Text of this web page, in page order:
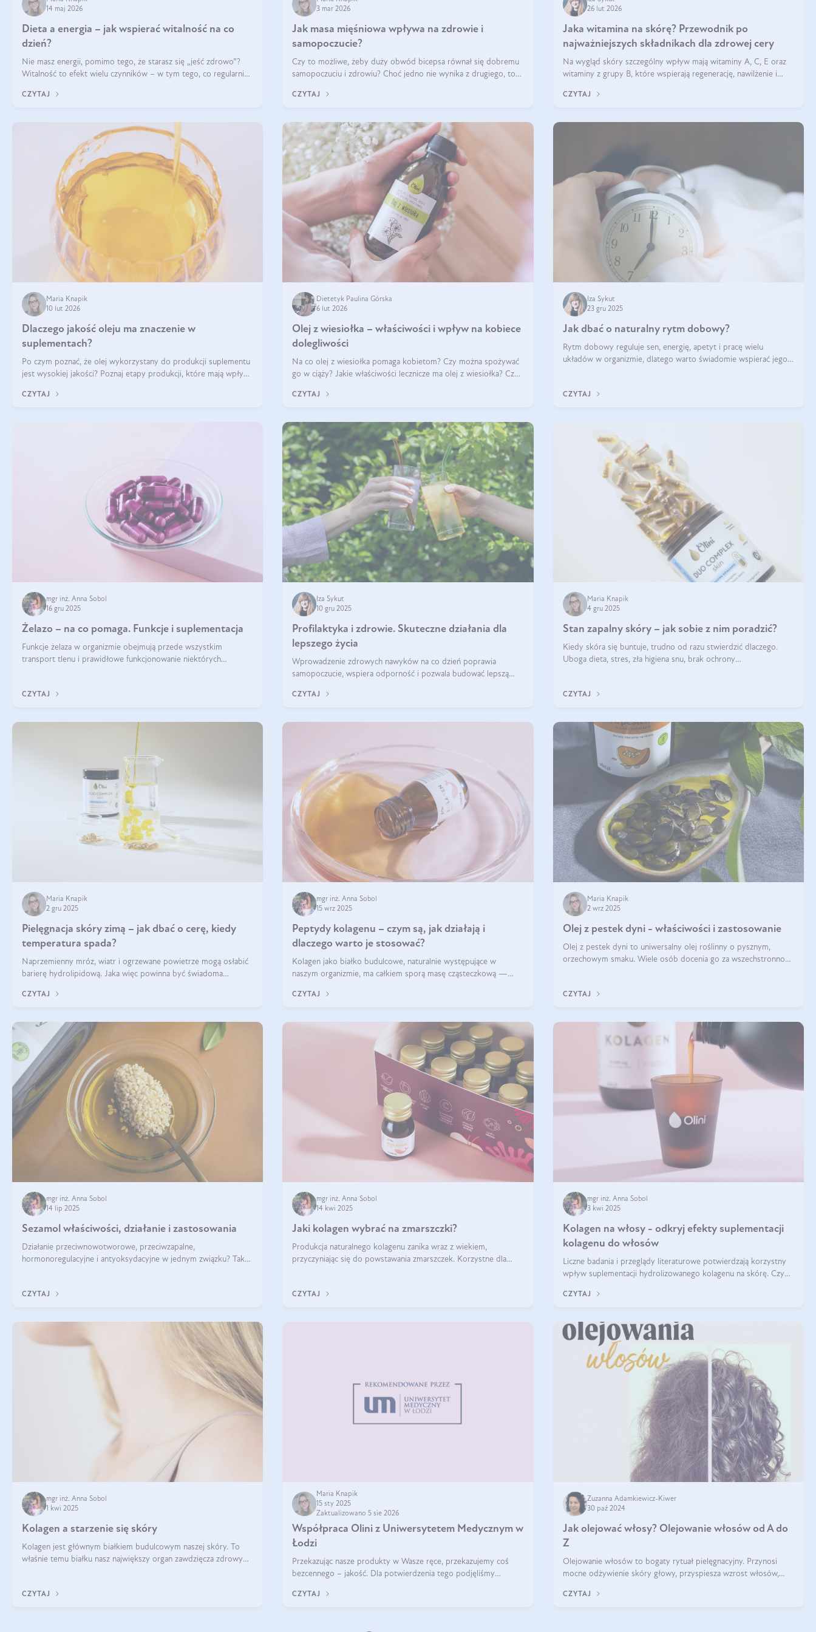
14 maj 2026
Dieta a energia – jak wspierać witalność na co
dzień?
Nie masz energii, pomimo tego, że starasz się „jeść zdrowo”?
Witalność to efekt wielu czynników – w tym tego, co regularnie
się w zależności od osoby
CZYTAJ
3 mar 2026
Jak masa mięśniowa wpływa na zdrowie i
samopoczucie?
Czy to możliwe, żeby duży obwód bicepsa równał się dobremu
samopoczuciu i zdrowiu? Choć jedno nie wynika z drugiego, to
poprawić jakość życia. W jaki sposób? W tym wpisie wszystko
CZYTAJ
26 lut 2026
Jaka witamina na skórę? Przewodnik po
najważniejszych składnikach dla zdrowej cery
Na wygląd skóry szczególny wpływ mają witaminy A, C, E oraz
witaminy z grupy B, które wspierają regenerację, nawilżenie i
CZYTAJ
Maria Knapik
10 lut 2026
Dlaczego jakość oleju ma znaczenie w
suplementach?
Po czym poznać, że olej wykorzystany do produkcji suplementu
jest wysokiej jakości? Poznaj etapy produkcji, które mają wpływ
CZYTAJ
Dietetyk Paulina Górska
6 lut 2026
Olej z wiesiołka – właściwości i wpływ na kobiece
dolegliwości
Na co olej z wiesiołka pomaga kobietom? Czy można spożywać
go w ciąży? Jakie właściwości lecznicze ma olej z wiesiołka? Czy
efekty? Jaka jes
CZYTAJ
Iza Sykut
23 gru 2025
Jak dbać o naturalny rytm dobowy?
Rytm dobowy reguluje sen, energię, apetyt i pracę wielu
układów w organizmie, dlatego warto świadomie wspierać jego
CZYTAJ
mgr inż. Anna Sobol
16 gru 2025
Żelazo – na co pomaga. Funkcje i suplementacja
Funkcje żelaza w organizmie obejmują przede wszystkim
transport tlenu i prawidłowe funkcjonowanie niektórych
etapie życia.
CZYTAJ
Iza Sykut
10 gru 2025
Profilaktyka i zdrowie. Skuteczne działania dla
lepszego życia
Wprowadzenie zdrowych nawyków na co dzień poprawia
samopoczucie, wspiera odporność i pozwala budować lepszą
CZYTAJ
Maria Knapik
4 gru 2025
Stan zapalny skóry – jak sobie z nim poradzić?
Kiedy skóra się buntuje, trudno od razu stwierdzić dlaczego.
Uboga dieta, stres, zła higiena snu, brak ochrony
CZYTAJ
Maria Knapik
2 gru 2025
Pielęgnacja skóry zimą – jak dbać o cerę, kiedy
temperatura spada?
Naprzemienny mróz, wiatr i ogrzewane powietrze mogą osłabić
barierę hydrolipidową. Jaka więc powinna być świadoma
CZYTAJ
mgr inż. Anna Sobol
15 wrz 2025
Peptydy kolagenu – czym są, jak działają i
dlaczego warto je stosować?
Kolagen jako białko budulcowe, naturalnie występujące w
naszym organizmie, ma całkiem sporą masę cząsteczkową —
formie, byłby trudno strawialny. Aby był lepiej przyswajalny i
CZYTAJ
Maria Knapik
2 wrz 2025
Olej z pestek dyni - właściwości i zastosowanie
Olej z pestek dyni to uniwersalny olej roślinny o pysznym,
orzechowym smaku. Wiele osób docenia go za wszechstronność,
CZYTAJ
mgr inż. Anna Sobol
14 lip 2025
Sezamol właściwości, działanie i zastosowania
Działanie przeciwnowotworowe, przeciwzapalne,
hormonoregulacyjne i antyoksydacyjne w jednym związku? Tak
swojej diety — być może to pierwsza ok
CZYTAJ
mgr inż. Anna Sobol
14 kwi 2025
Jaki kolagen wybrać na zmarszczki?
Produkcja naturalnego kolagenu zanika wraz z wiekiem,
przyczyniając się do powstawania zmarszczek. Korzystne dla
CZYTAJ
mgr inż. Anna Sobol
3 kwi 2025
Kolagen na włosy - odkryj efekty suplementacji
kolagenu do włosów
Liczne badania i przeglądy literaturowe potwierdzają korzystny
wpływ suplementacji hydrolizowanego kolagenu na skórę. Czy
CZYTAJ
mgr inż. Anna Sobol
1 kwi 2025
Kolagen a starzenie się skóry
Kolagen jest głównym białkiem budulcowym naszej skóry. To
właśnie temu białku nasz największy organ zawdzięcza zdrowy
CZYTAJ
Maria Knapik
15 sty 2025
Zaktualizowano 5 sie 2026
Współpraca Olini z Uniwersytetem Medycznym w
Łodzi
Przekazując nasze produkty w Wasze ręce, przekazujemy coś
bezcennego – jakość. Dla potwierdzenia tego podjęliśmy
regularnie badają nasze oleje,
CZYTAJ
Zuzanna Adamkiewicz-Kiwer
30 paź 2024
Jak olejować włosy? Olejowanie włosów od A do
Z
Olejowanie włosów to bogaty rytuał pielęgnacyjny. Przynosi
mocne odżywienie skóry głowy, przyspiesza wzrost włosów,
wnętrzu włosa. Brzmi ekskl
CZYTAJ